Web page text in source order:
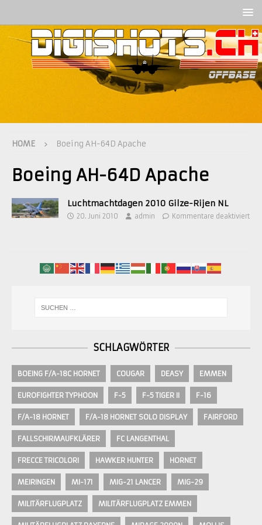
HOME Boeing AH-64D Apache
Boeing AH-64D Apache
Luchtmachtdagen 2010 Gilze-Rijen NL
20. Juni 2010 admin Kommentare deaktiviert
SCHLAGWÖRTER
BOEING F/A-18C HORNET COUGAR DEASY EMMEN
EUROFIGHTER TYPHOON F-5 F-5 TIGER II F-16
F/A-18 HORNET F/A-18 HORNET SOLO DISPLAY FAIRFORD
FALLSCHIRMAUFKLÄRER FC LANGENTHAL
FRECCE TRICOLORI HAWKER HUNTER HORNET
MEIRINGEN MI-171 MIG-21 LANCER MIG-29
MILITÄRFLUGPLATZ MILITÄRFLUGPLATZ EMMEN